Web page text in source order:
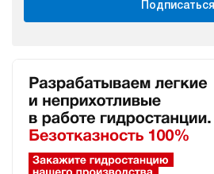
Подписаться